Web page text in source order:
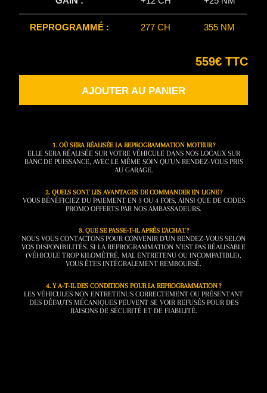
REPROGRAMMÉ : 277 CH 355 NM
559€ TTC
AJOUTER AU PANIER
1. OÙ SERA RÉALISÉE LA REPROGRAMMATION MOTEUR ?
ELLE SERA RÉALISÉE SUR VOTRE VÉHICULE DANS NOS LOCAUX SUR
BANC DE PUISSANCE, AVEC LE MÊME SOIN QU’UN RENDEZ-VOUS PRIS
AU GARAGE.
2. QUELS SONT LES AVANTAGES DE COMMANDER EN LIGNE ?
VOUS BÉNÉFICIEZ DU PAIEMENT EN 3 OU 4 FOIS, AINSI QUE DE CODES
PROMO OFFERTS PAR NOS AMBASSADEURS.
3. QUE SE PASSE-T-IL APRÈS L’ACHAT ?
NOUS VOUS CONTACTONS POUR CONVENIR D’UN RENDEZ-VOUS SELON
VOS DISPONIBILITÉS. SI LA REPROGRAMMATION N’EST PAS RÉALISABLE
(VÉHICULE TROP KILOMÉTRÉ, MAL ENTRETENU OU INCOMPATIBLE),
VOUS ÊTES INTÉGRALEMENT REMBOURSÉ.
4. Y A-T-IL DES CONDITIONS POUR LA REPROGRAMMATION ?
LES VÉHICULES NON ENTRETENUS CORRECTEMENT OU PRÉSENTANT
DES DÉFAUTS MÉCANIQUES PEUVENT SE VOIR REFUSÉS POUR DES
RAISONS DE SÉCURITÉ ET DE FIABILITÉ.